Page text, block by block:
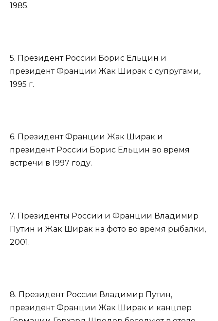
1985.
5. Президент России Борис Ельцин и
президент Франции Жак Ширак с супругами,
1995 г.
6. Президент Франции Жак Ширак и
президент России Борис Ельцин во время
встречи в 1997 году.
7. Президенты России и Франции Владимир
Путин и Жак Ширак на фото во время рыбалки,
2001.
8. Президент России Владимир Путин,
президент Франции Жак Ширак и канцлер